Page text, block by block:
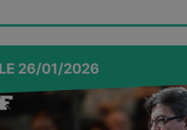
LE 26/01/2026